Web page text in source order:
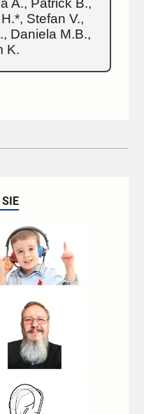
Stefan V.,
Daniela M.B.,
K.
SIE